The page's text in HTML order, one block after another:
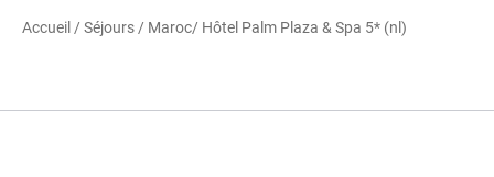
Accueil /Séjours / Maroc/ Hôtel Palm Plaza & Spa 5* (nl)